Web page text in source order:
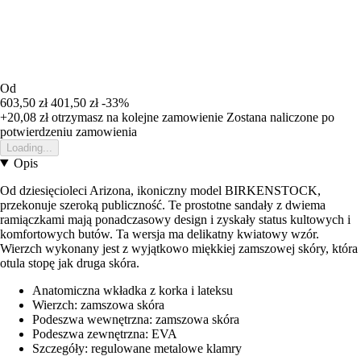
Od
603,50 zł 401,50 zł -33%
+20,08 złotrzymasz na kolejne zamowienie Zostana naliczone po
potwierdzeniu zamowienia
Loading...
Opis
Od dziesięcioleci Arizona, ikoniczny model BIRKENSTOCK,
przekonuje szeroką publiczność. Te prostotne sandały z dwiema
ramiączkami mają ponadczasowy design i zyskały status kultowych i
komfortowych butów. Ta wersja ma delikatny kwiatowy wzór.
Wierzch wykonany jest z wyjątkowo miękkiej zamszowej skóry, która
otula stopę jak druga skóra.
Anatomiczna wkładka z korka i lateksu
Wierzch: zamszowa skóra
Podeszwa wewnętrzna: zamszowa skóra
Podeszwa zewnętrzna: EVA
Szczegóły: regulowane metalowe klamry